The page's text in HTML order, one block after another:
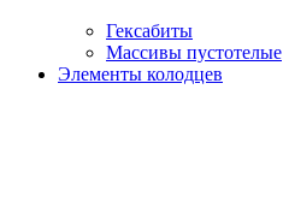
Гексабиты
Массивы пустотелые
Элементы колодцев